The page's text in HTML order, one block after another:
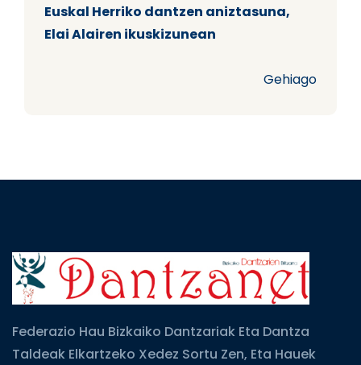
Euskal Herriko dantzen aniztasuna,
Elai Alairen ikuskizunean
Gehiago
Federazio Hau Bizkaiko Dantzariak Eta Dantza
Taldeak Elkartzeko Xedez Sortu Zen, Eta Hauek